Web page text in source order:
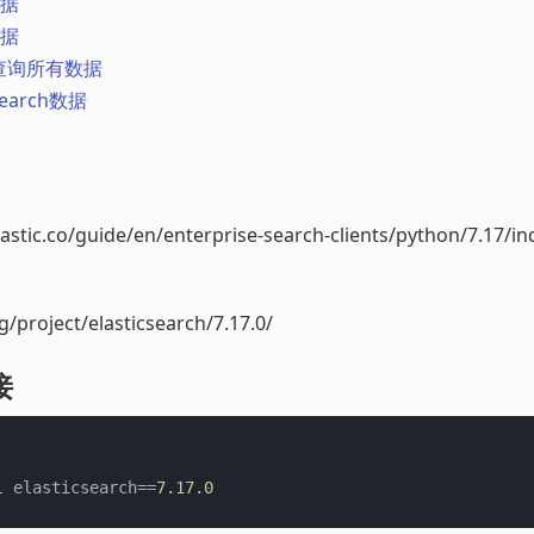
询所有数据
数据
guide/en/enterprise-search-clients/python/7.17/
project/elasticsearch/7.17.0/
7.17.0